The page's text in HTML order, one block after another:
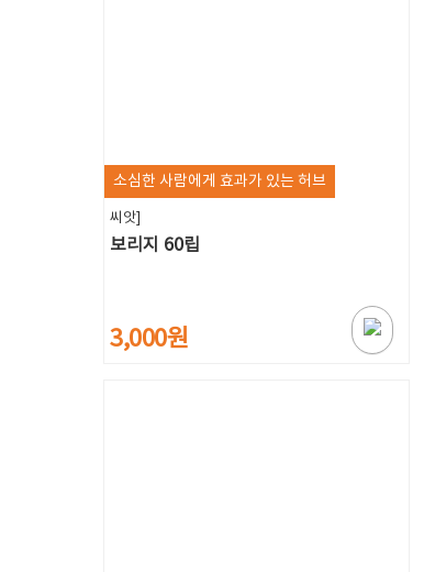
소심한 사람에게 효과가 있는 허브
씨앗]
보리지 60립
3,000원